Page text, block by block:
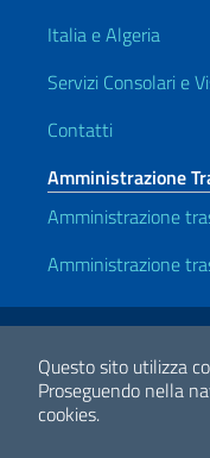
Questo sito utilizza
Proseguendo nella
cookies.
Italia e Algeria
Servizi Consolari e
Contatti
Amministrazione
Amministrazione
Amministrazione
Link Utili